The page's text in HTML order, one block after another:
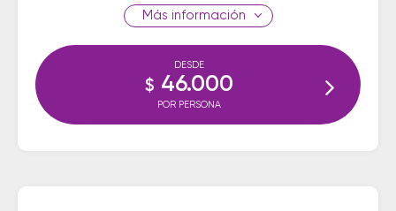
información
DESDE
$ 46.000
POR PERSONA